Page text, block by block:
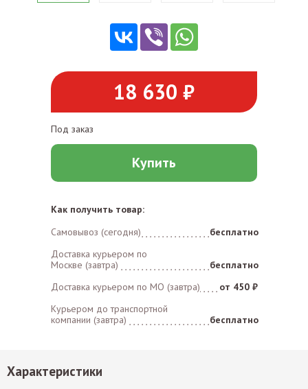
18 630 ₽
Под заказ
Купить
Как получить товар:
Самовывоз (сегодня)
бесплатно
Доставка курьером по
Москве (завтра)
бесплатно
Доставка курьером по MO (завтра)
от 450 ₽
Курьером до транспортной
компании (завтра)
бесплатно
Характеристики